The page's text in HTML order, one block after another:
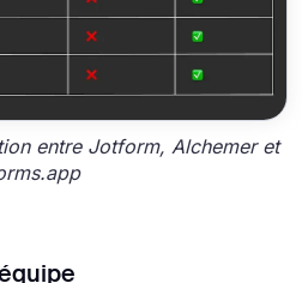
entre Jotform, Alchemer et